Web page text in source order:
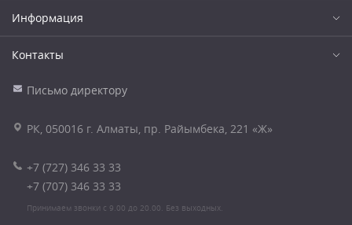
Информация
Контакты
Письмо директору
РК, 050016 г. Алматы, пр. Райымбека, 221 «Ж»
+7 (727) 346 33 33
+7 (707) 346 33 33
Принимаем звонки с 9.00 до 20.00. Без выходных.